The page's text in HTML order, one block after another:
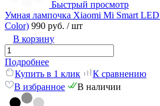
Быстрый просмотр
Умная лампочка Xiaomi Mi Smart
Color) 990 руб. / шт
В корзину
Подробнее
Купить в 1 клик
К сравнению
В избранное
В наличии